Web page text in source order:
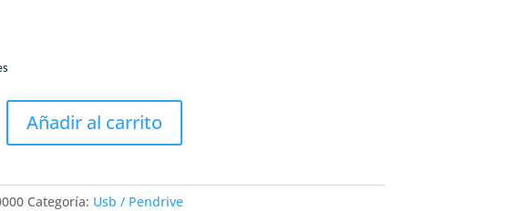
Añadir al carrito
Categoría: Usb / Pendrive